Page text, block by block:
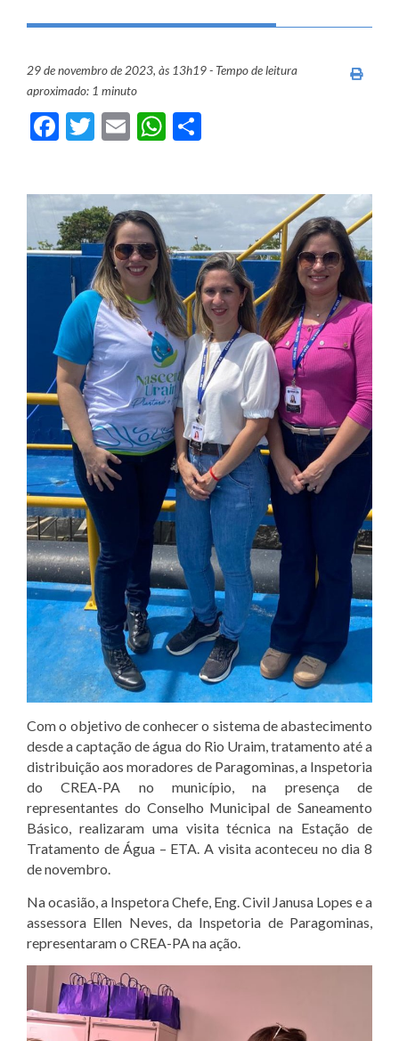
29 de novembro de 2023, às 13h19 - Tempo de leitura
aproximado: 1 minuto
Facebook
Twitter
EmailWhatsApp
Com o objetivo de conhecer o sistema de abastecimento
desde a captação de água do Rio Uraim, tratamento até a
distribuição aos moradores de Paragominas, a Inspetoria
do CREA-PA no município, na presença de
representantes do Conselho Municipal de Saneamento
Básico, realizaram uma visita técnica na Estação de
Tratamento de Água – ETA. A visita aconteceu no dia 8
de novembro.
Na ocasião, a Inspetora Chefe, Eng. Civil Janusa Lopes e a
assessora Ellen Neves, da Inspetoria de Paragominas,
representaram o CREA-PA na ação.